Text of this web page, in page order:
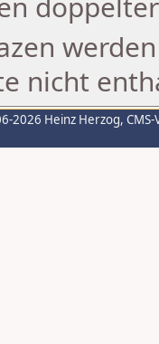
nicht
2026 Heinz Herzog,